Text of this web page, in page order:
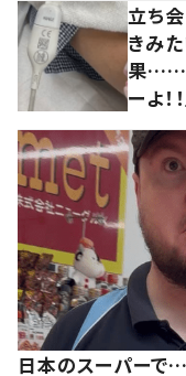
立ち
きみ
果……
ーよ！
日本のスーパーで